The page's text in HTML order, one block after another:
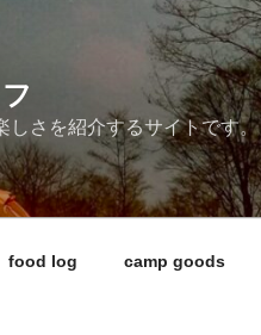
しさを紹介するサイトです。
food log camp goods